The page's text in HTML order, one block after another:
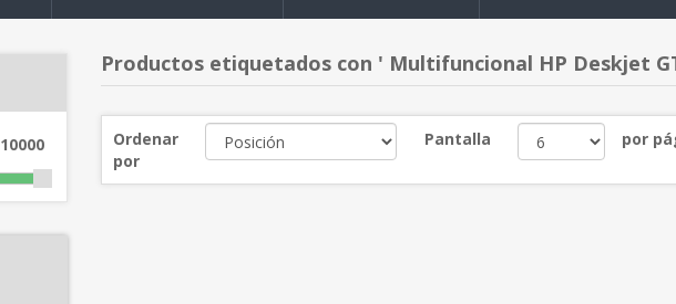
10000
Productos etiquetados con ' Multifuncional HP Deskjet
Ordenar
por
Pantalla por